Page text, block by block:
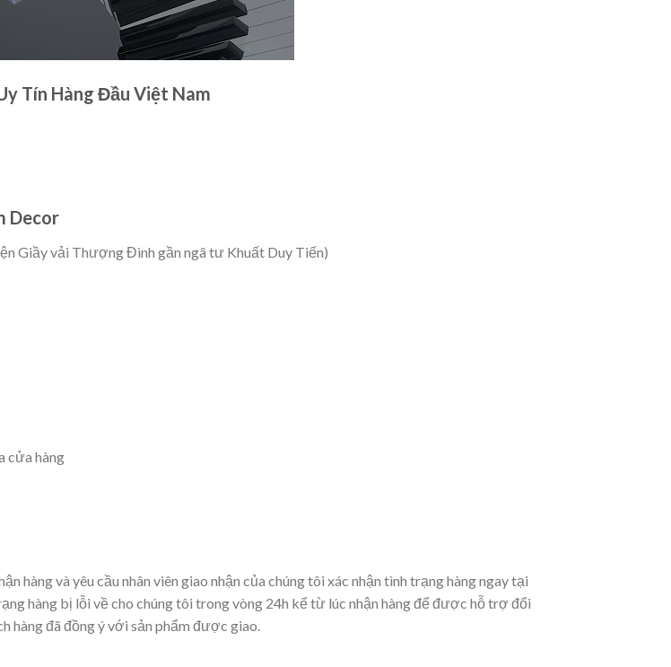
Tín Hàng Đầu Việt Nam
Decor
Giầy vải Thượng Đình gần ngã tư Khuất Duy Tiến)
cửa hàng
hàng và yêu cầu nhân viên giao nhận của chúng tôi xác nhận tình trạng hàng ngay tại
hàng bị lỗi về cho chúng tôi trong vòng 24h kể từ lúc nhận hàng để được hỗ trợ đổi
hàng đã đồng ý với sản phẩm được giao.